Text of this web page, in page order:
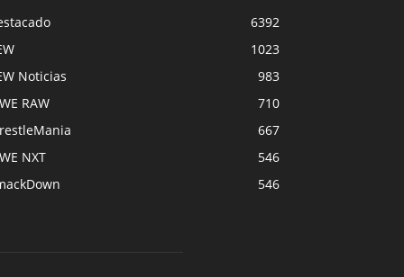
6392
1023
Noticias
983
RAW
710
667
NXT
546
546